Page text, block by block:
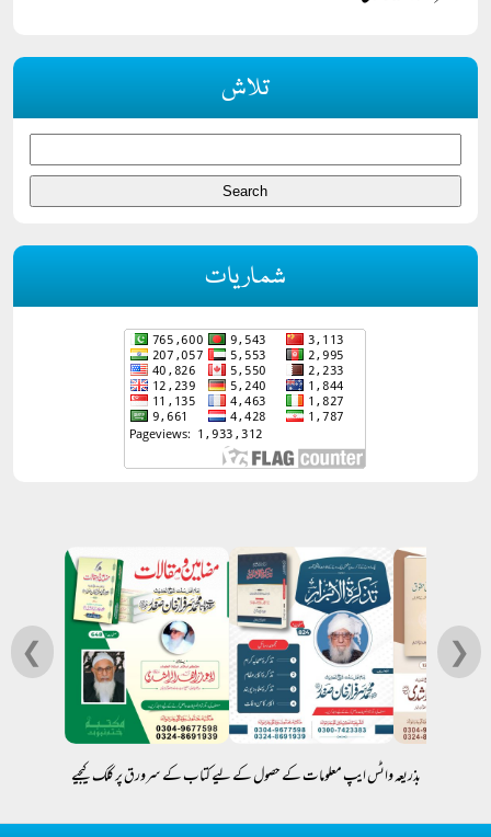
تلاش
شماریات
❮ ❯
بذریعہ واٹس ایپ معلومات کے حصول کے لیے کتاب کے سرورق پر کلک کیجیے